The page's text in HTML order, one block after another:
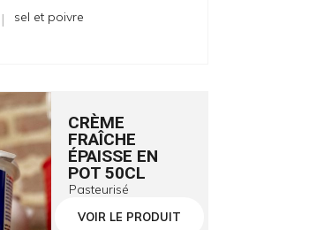
| sel et poivre
CRÈME
FRAÎCHE
ÉPAISSE EN
POT 50CL
Pasteurisé
VOIR LE PRODUIT